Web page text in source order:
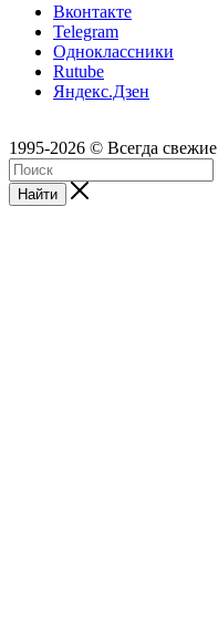
Вконтакте
Telegram
Одноклассники
Rutube
Яндекс.Дзен
1995-2026 © Всегда
Найти